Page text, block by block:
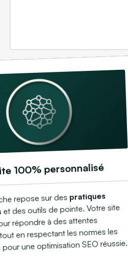
100% personnalisé
repose sur despratiques
et des outils de pointe. Votre site
répondre à des attentes
en respectant les normes les
une optimisation SEO réussie.